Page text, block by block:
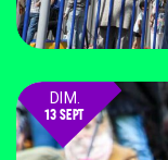
DIM.
13 SEPT